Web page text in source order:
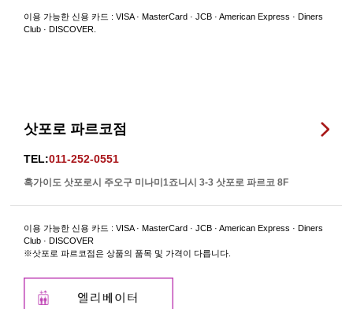
이용 가능한 신용 카드 : VISA · MasterCard · JCB · American Express · Diners
Club · DISCOVER.
삿포로 파르코점
TEL:011-252-0551
혹가이도 삿포로시 주오구 미나미1죠니시 3-3 삿포로 파르코 8F
이용 가능한 신용 카드 : VISA · MasterCard · JCB · American Express · Diners
Club · DISCOVER
※삿포로 파르코점은 상품의 품목 및 가격이 다릅니다.